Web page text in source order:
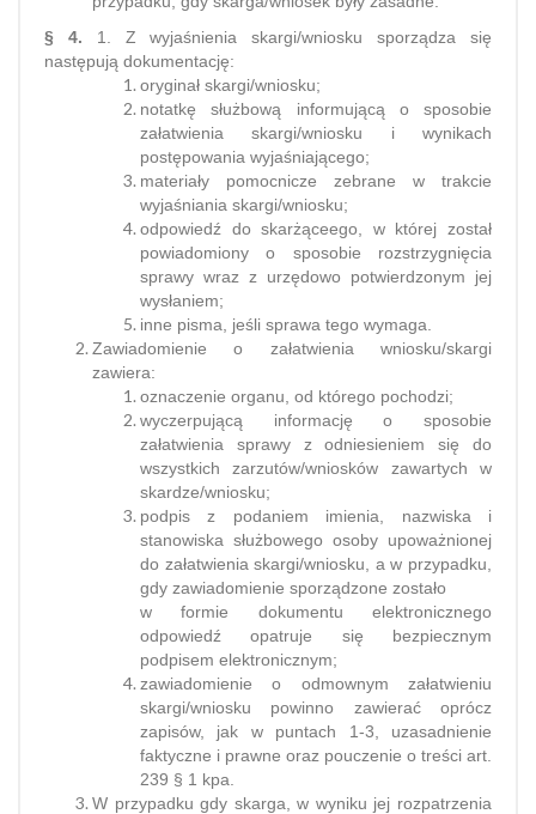
§ 4. 1. Z wyjaśnienia skargi/wniosku sporządza się
następują dokumentację:
oryginał skargi/wniosku;
notatkę służbową informującą o sposobie
załatwienia skargi/wniosku i wynikach
postępowania wyjaśniającego;
materiały pomocnicze zebrane w trakcie
wyjaśniania skargi/wniosku;
odpowiedź do skarżąceego, w której został
powiadomiony o sposobie rozstrzygnięcia
sprawy wraz z urzędowo potwierdzonym jej
wysłaniem;
inne pisma, jeśli sprawa tego wymaga.
Zawiadomienie o załatwienia wniosku/skargi
zawiera:
oznaczenie organu, od którego pochodzi;
wyczerpującą informację o sposobie
załatwienia sprawy z odniesieniem się do
wszystkich zarzutów/wniosków zawartych w
skardze/wniosku;
podpis z podaniem imienia, nazwiska i
stanowiska służbowego osoby upoważnionej
do załatwienia skargi/wniosku, a w przypadku,
gdy zawiadomienie sporządzone zostało
w formie dokumentu elektronicznego
odpowiedź opatruje się bezpiecznym
podpisem elektronicznym;
zawiadomienie o odmownym załatwieniu
skargi/wniosku powinno zawierać oprócz
zapisów, jak w puntach 1-3, uzasadnienie
faktyczne i prawne oraz pouczenie o treści art.
239 § 1 kpa.
W przypadku gdy skarga, w wyniku jej rozpatrzenia